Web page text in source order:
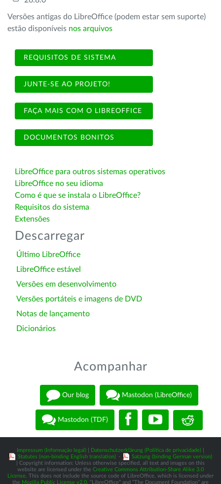
Versões antigas do LibreOffice (podem estar sem suporte)
estão disponíveis nos arquivos
REQUISITOS DE SISTEMA
JUNTE-SE AO PROJETO!
FAÇA MAIS COM O LIBREOFFICE
DOCUMENTOS BONITOS
LibreOffice para outros sistemas operativos
LibreOffice no seu idioma
Como é que se instala o LibreOffice?
Requisitos do sistema
Extensões
Descarregar
Último LibreOffice
LibreOffice estável
Versões em desenvolvimento
Versões portáteis e imagens de DVD
Notas de lançamento
Dicionários
Acompanhar
Our blog Mastodon (LibreOffice)
Mastodon (TDF)
Impressum (Informação legal) Datenschutzerklärung (Política de privacidade)
Statutes (non-binding English translation) -
Satzung (binding German version)
| Copyright information: Unless otherwise specified, all text and images on this
website are licensed under the Creative Commons Attribution-Share Alike 3.0
License . This does not include the source code of LibreOffice, which is licensed under
the Mozilla Public License v2.0 . “LibreOffice” and “The Document Foundation” are